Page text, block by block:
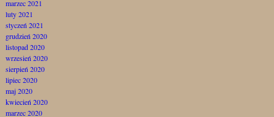
marzec 2021
luty 2021
styczeń 2021
grudzień 2020
listopad 2020
wrzesień 2020
sierpień 2020
lipiec 2020
maj 2020
kwiecień 2020
marzec 2020